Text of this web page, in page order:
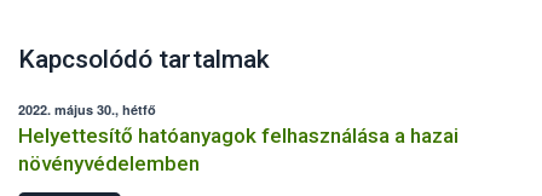
Kapcsolódó tartalmak
2022. május 30., hétfő
Helyettesítő hatóanyagok felhasználása a hazai
növényvédelemben